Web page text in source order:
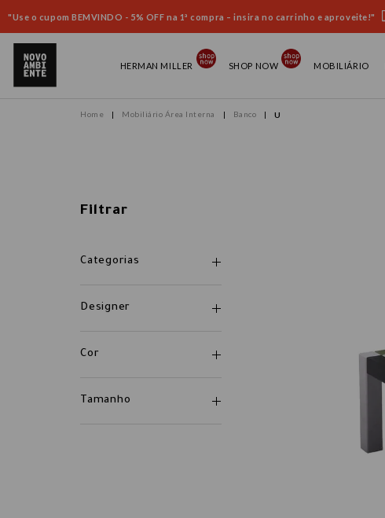
"Use o cupom BEMVINDO - 5% OFF na 1ª compra – insira no carrinho e aproveite!"
HERMAN MILLER SHOP NOW MOBILIÁRIO
Mobiliário Área Interna Banco U
Filtrar
Categorias
Designer
Cor
Tamanho